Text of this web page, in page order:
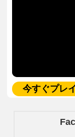
今すぐプレ